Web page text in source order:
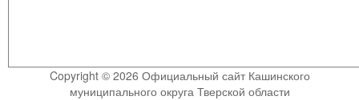
Copyright © 2026 Официальный сайт Кашинского
муниципального округа Тверской области